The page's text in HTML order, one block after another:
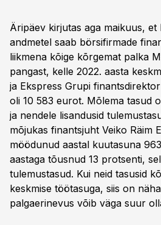
Äripäev kirjutas aga maikuus, et
andmetel saab börsifirmade
liikmena kõige kõrgemat palka
pangast, kelle 2022. aasta
ja Ekspress Grupi
oli 10 583 eurot. Mõlema tasud
ja nendele lisandusid
mõjukas finantsjuht Veiko Räim
möödunud aastal kuutasuna
aastaga tõusnud 13 protsenti,
tulemustasud. Kui neid tasusid
keskmise töötasuga, siis on
palgaerinevus võib väga suur